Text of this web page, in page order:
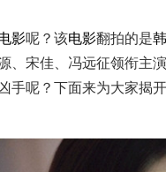
影呢？该电影翻拍的是
、宋佳、冯远征领衔主
手呢？下面来为大家揭开